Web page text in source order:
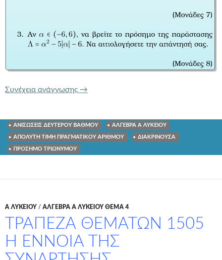
Συνέχεια ανάγνωσης ΤΡΑΠΕΖΑ ΘΕΜΑΤΩΝ 1494
→
ΑΝΙΣΩΣΕΙΣ ΔΕΥΤΕΡΟΥ ΒΑΘΜΟΥ ΑΛΓΕΒΡΑ Α ΛΥΚΕΙΟΥ
ΑΠΟΛΥΤΗ ΤΙΜΗ ΠΡΑΓΜΑΤΙΚΟΥ ΑΡΙΘΜΟΥ ΔΙΑΚΡΙΝΟΥΣΑ
ΠΡΟΣΗΜΟ ΤΡΙΩΝΥΜΟΥ
Α ΛΥΚΕΊΟΥ / ΑΛΓΕΒΡΑ Α ΛΥΚΕΙΟΥ ΘΕΜΑ 4
ΤΡΑΠΕΖΑ ΘΕΜΑΤΩΝ 1505
Η ΕΝΝΟΙΑ ΤΗΣ